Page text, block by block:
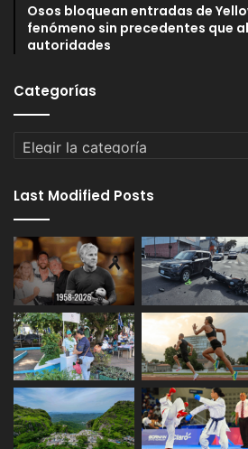
Osos bloquean entradas de
fenómeno sin precedentes que
autoridades
Categorías
Categorías
Last Modified Posts